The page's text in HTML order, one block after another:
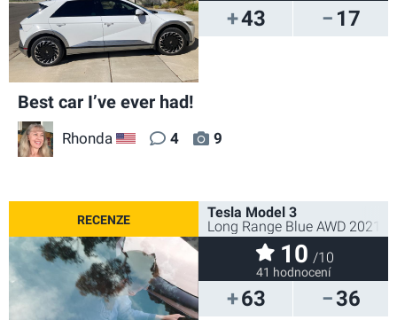
43 17
Best car I’ve ever had!
Rhonda US 4 9
63 36
Tesla Model 3
Long Range Blue AWD 2021
10 /10
41 hodnocení